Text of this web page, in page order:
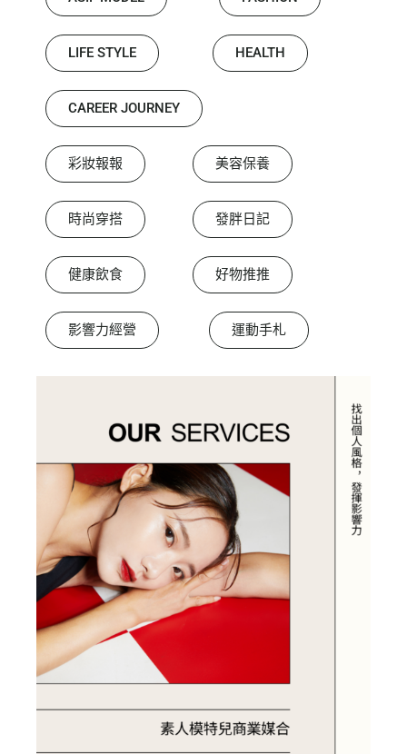
LIFE STYLE HEALTH
CAREER JOURNEY
彩妝報報 美容保養
時尚穿搭 發胖日記
健康飲食 好物推推
影響力經營 運動手札